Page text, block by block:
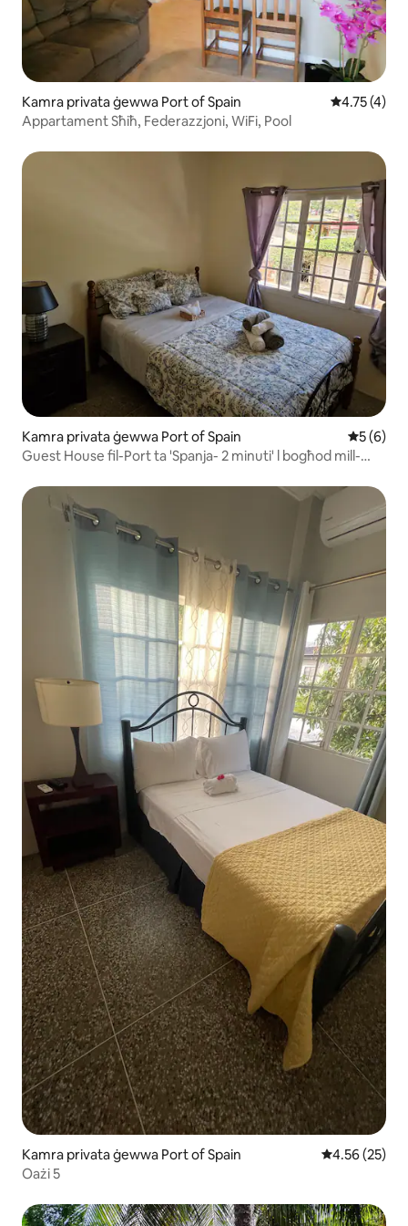
Kamra privata ġewwa Port of Spain Rating
4.75 (4)
Appartament Sħiħ, Federazzjoni, WiFi, Pool
Kamra privata ġewwa Port of Spain Rating
5 (6)
Guest House fil-Port ta 'Spanja- 2 minuti' l bogħod mill-
Kamra privata ġewwa Port of Spain Rating
4.56 (25)
Oażi 5